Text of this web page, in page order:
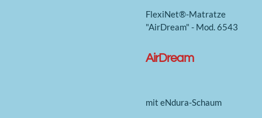
FlexiNet®-Matratze
"AirDream" - Mod. 6543
AirDream
mit eNdura-Schaum